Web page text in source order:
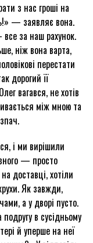
з нас гроші на
— заявляє вона.
за наш рахунок.
ніж вона варта,
перестати
дорогий її
вагався, не хотів
між мною та
і ми вирішили
— просто
доставці, хотіли
Як завжди,
а у дворі пусто.
в сусідньому
й уперше на неї